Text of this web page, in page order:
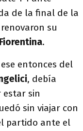
de la final de la
su
Fiorentina.
entonces del
, debía
estar sin
sin viajar con
partido ante el